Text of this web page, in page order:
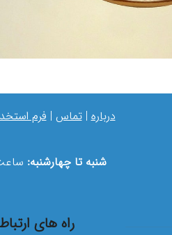
درباره|تماس |فرم
شنبه تا چهارشنبه: ساعت ۷:۳۰ الی
راه های